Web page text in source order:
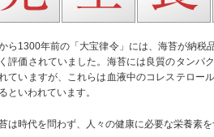
ら1300年前の「大宝律令」には、海苔が納税
評価されていました。海苔には良質のタンパ
ていますが、これらは血液中のコレステロー
といわれています。
は時代を問わず、人々の健康に必要な栄養素を